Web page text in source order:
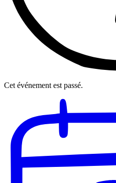
Cet événement est passé.